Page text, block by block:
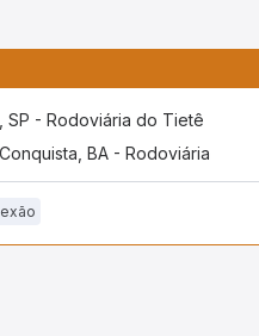
SP - Rodoviária do Tietê
BA - Rodoviária